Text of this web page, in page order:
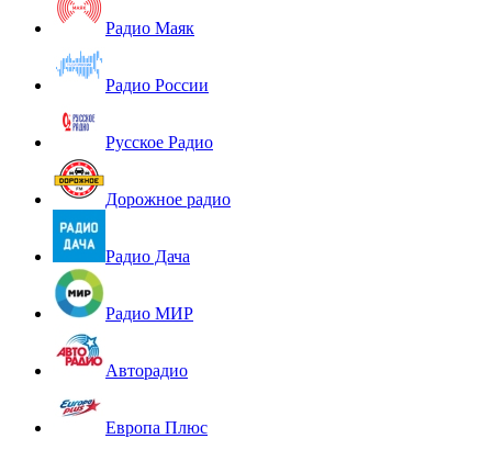
Радио Маяк
Радио России
Русское Радио
Дорожное радио
Радио Дача
Радио МИР
Авторадио
Европа Плюс